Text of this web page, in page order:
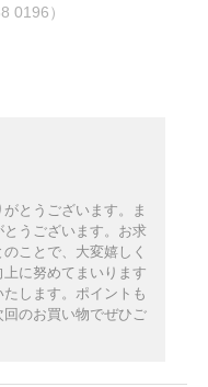
0196）
とうございます。ま
うございます。お求
ことで、大変嬉しく
に努めてまいります
します。ポイントも
のお買い物でぜひご